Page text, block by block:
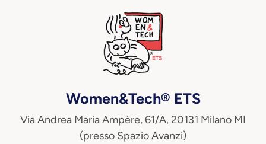
Women&Tech® ETS
Via Andrea Maria Ampère, 61/A, 20131 Milano MI
(presso Spazio Avanzi)